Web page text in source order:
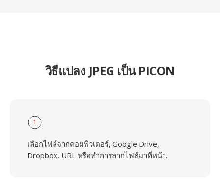
วิธีแปลง JPEG เป็น PICON
1
เลือกไฟล์จากคอมพิวเตอร์, Google Drive,
Dropbox, URL หรือทำการลากไฟล์มาที่หน้า.